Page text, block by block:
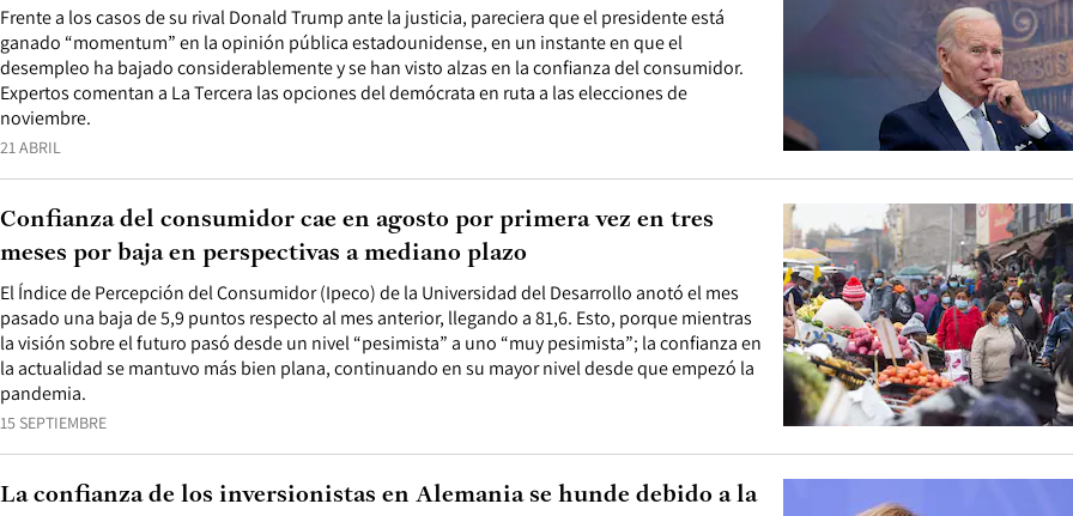
21 ABRIL
Frente a los casos de su rival Donald Trump ante la justicia, pareciera que el presidente está
ganado “momentum” en la opinión pública estadounidense, en un instante en que el
desempleo ha bajado considerablemente y se han visto alzas en la confianza del consumidor.
Expertos comentan a La Tercera las opciones del demócrata en ruta a las elecciones de
noviembre.
15 SEPTIEMBRE
El Índice de Percepción del Consumidor (Ipeco) de la Universidad del Desarrollo anotó el mes
pasado una baja de 5,9 puntos respecto al mes anterior, llegando a 81,6. Esto, porque mientras
la visión sobre el futuro pasó desde un nivel “pesimista” a uno “muy pesimista”; la confianza en
la actualidad se mantuvo más bien plana, continuando en su mayor nivel desde que empezó la
pandemia.
Confianza del consumidor cae en agosto por primera vez en tres
meses por baja en perspectivas a mediano plazo
La confianza de los inversionistas en Alemania se hunde debido a la